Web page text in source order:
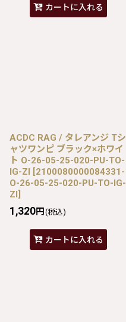
カートに入れる
ACDC RAG / タレアンジ Tシ
ャツワンピ ブラック×ホワイ
ト O-26-05-25-020-PU-TO-
IG-ZI [2100080000084331-
O-26-05-25-020-PU-TO-IG-
ZI]
1,320円 (税込)
カートに入れる